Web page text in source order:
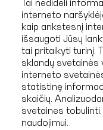
interneto
kaip ankstesnį
išsaugoti Jūsų
tai pritaikyti turinį.
sklandų svetainės
interneto
statistinę
skaičių.
svetaines
naudojimui.